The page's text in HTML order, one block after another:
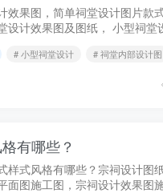
效果图，简单祠堂设计图片款
设计效果图及图纸， 小型祠堂
堂图纸大全，农村祠堂设计...
# 小型祠堂设计 # 祠堂内部设计图
有哪些？
样式风格有哪些？宗祠设计图
面图施工图，宗祠设计效果图